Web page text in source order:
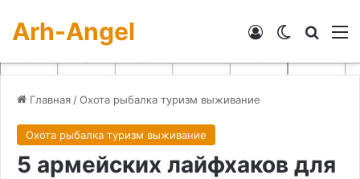
Arh-Angel Switch skin
Войти
Главная /Охота рыбалка туризм выживание
Охота рыбалка туризм выживание
5 армейских лайфхаков для